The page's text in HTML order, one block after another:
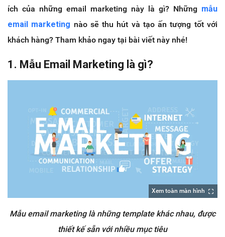
ích của những email marketing này là gì? Những mẫu
email marketing nào sẽ thu hút và tạo ấn tượng tốt với
khách hàng? Tham khảo ngay tại bài viết này nhé!
1. Mẫu Email Marketing là gì?
Xem toàn màn hình
Mẫu email marketing là những template khác nhau, được
thiết kế sẵn với nhiều mục tiêu